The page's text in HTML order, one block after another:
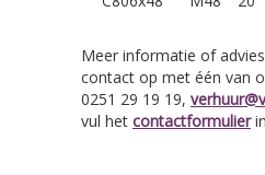
Meer informatie of
contact op met één van
0251 29 19 19,
vul het contactformulier